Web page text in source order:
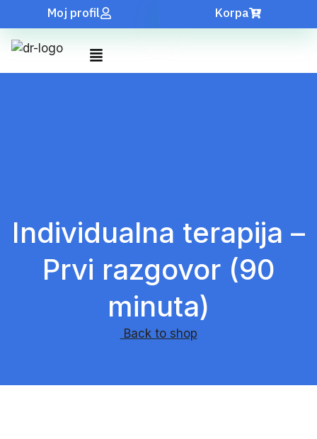
Moj profil Korpa
Individualna terapija –
Prvi razgovor (90
minuta)
Back to shop